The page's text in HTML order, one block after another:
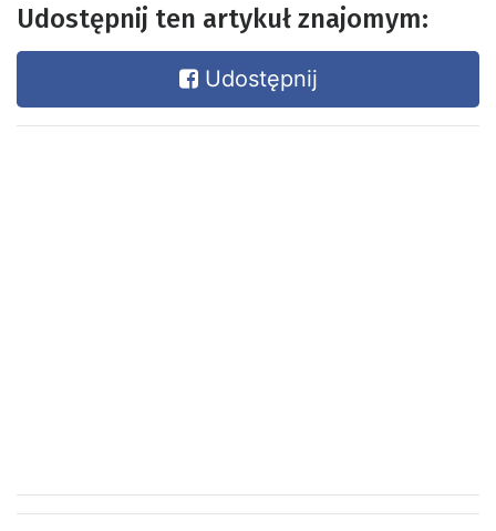
Udostępnij ten artykuł znajomym:
Udostępnij